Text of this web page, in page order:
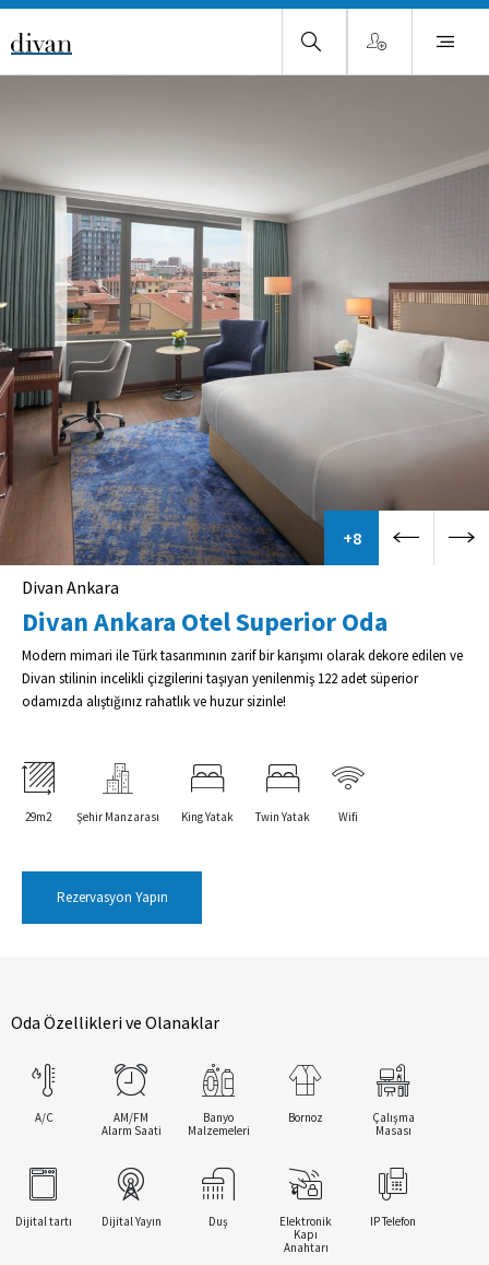
+8
Divan Ankara
Divan Ankara Otel Superior Oda
Modern mimari ile Türk tasarımının zarif bir karışımı olarak dekore edilen ve
Divan stilinin incelikli çizgilerini taşıyan yenilenmiş 122 adet süperior
odamızda alıştığınız rahatlık ve huzur sizinle!
29m2 Şehir Manzarası King Yatak Twin Yatak Wifi
Rezervasyon Yapın
Oda Özellikleri ve Olanaklar
A/C
AM/FM
Alarm Saati
Banyo
Malzemeleri
Bornoz
Çalışma
Masası
Dijital tartı Dijital Yayın Duş
Elektronik
Kapı
Anahtarı
IP Telefon